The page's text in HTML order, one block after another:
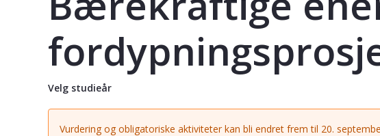
Velg studieår
Vurdering og obligatoriske aktiviteter kan bli endret frem til 20.